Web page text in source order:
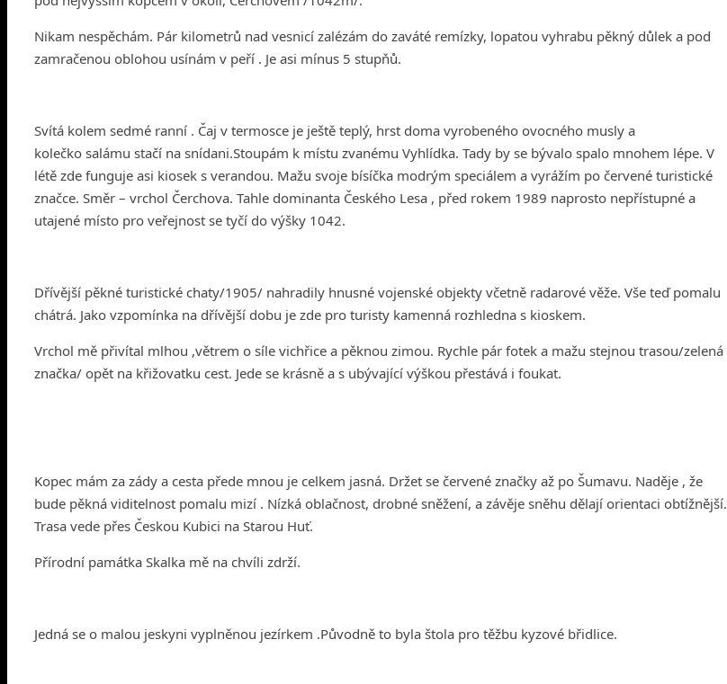
Nikam nespěchám. Pár kilometrů nad vesnicí zalézám do zaváté remízky, lopatou vyhrabu pěkný důlek a pod
zamračenou oblohou usínám v peří . Je asi mínus 5 stupňů.
Svítá kolem sedmé ranní . Čaj v termosce je ještě teplý, hrst doma vyrobeného ovocného musly a
kolečko salámu stačí na snídani.Stoupám k místu zvanému Vyhlídka. Tady by se bývalo spalo mnohem lépe. V
létě zde funguje asi kiosek s verandou. Mažu svoje bísíčka modrým speciálem a vyrážím po červené turistické
značce. Směr – vrchol Čerchova. Tahle dominanta Českého Lesa , před rokem 1989 naprosto nepřístupné a
utajené místo pro veřejnost se tyčí do výšky 1042.
Dřívější pěkné turistické chaty/1905/ nahradily hnusné vojenské objekty včetně radarové věže. Vše teď pomalu
chátrá. Jako vzpomínka na dřívější dobu je zde pro turisty kamenná rozhledna s kioskem.
Vrchol mě přivítal mlhou ,větrem o síle vichřice a pěknou zimou. Rychle pár fotek a mažu stejnou trasou/zelená
značka/ opět na křižovatku cest. Jede se krásně a s ubývající výškou přestává i foukat.
Kopec mám za zády a cesta přede mnou je celkem jasná. Držet se červené značky až po Šumavu. Naděje , že
bude pěkná viditelnost pomalu mizí . Nízká oblačnost, drobné sněžení, a závěje sněhu dělají orientaci obtížnější.
Trasa vede přes Českou Kubici na Starou Huť.
Přírodní památka Skalka mě na chvíli zdrží.
Jedná se o malou jeskyni vyplněnou jezírkem .Původně to byla štola pro těžbu kyzové břidlice.